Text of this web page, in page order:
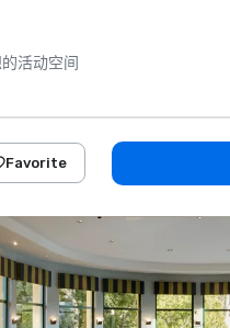
活动空间
Favorite